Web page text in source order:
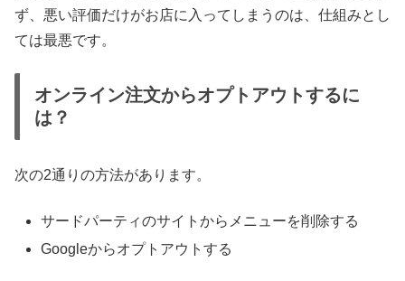
ず、悪い評価だけがお店に入ってしまうのは、仕組みとし
ては最悪です。
オンライン注文からオプトアウトするに
は？
次の2通りの方法があります。
サードパーティのサイトからメニューを削除する
Googleからオプトアウトする